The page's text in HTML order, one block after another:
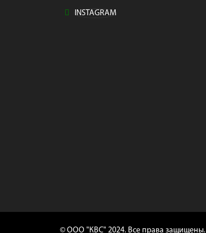
INSTAGRAM
© ООО "КВС" 2024. Все права защищены.